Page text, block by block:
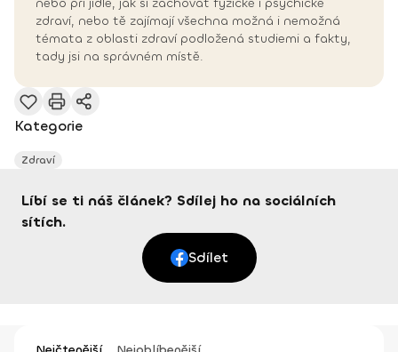
zdraví, nebo tě zajímají všechna možná i nemožná
témata z oblasti zdraví podložená studiemi a fakty,
tady jsi na správném místě.
Kategorie
Zdraví
Líbí se ti náš článek? Sdílej ho na sociálních
sítích.
Sdílet